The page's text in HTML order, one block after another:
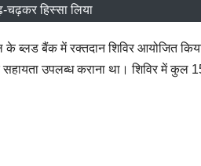
चढ़कर हिस्सा लिया
ब्लड बैंक में रक्तदान शिविर आयोजित
उपलब्ध कराना था। शिविर में कुल